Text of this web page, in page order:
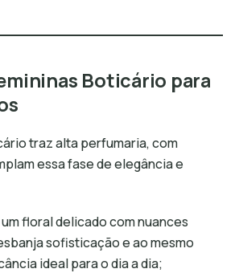
Boticário para
traz alta perfumaria, com
essa fase de elegância e
um floral delicado com nuances
sofisticação e ao mesmo
ideal para o dia a dia;